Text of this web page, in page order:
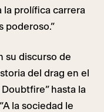
la prolífica carrera
poderoso.”
su discurso de
del drag en el
hasta la
la sociedad le